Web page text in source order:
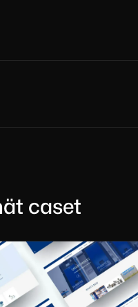
caset